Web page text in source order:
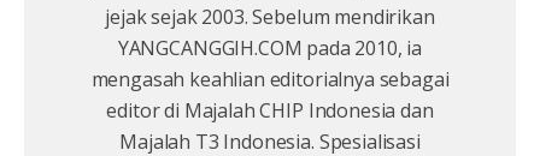
jejak sejak 2003. Sebelum mendirikan
YANGCANGGIH.COM pada 2010, ia
mengasah keahlian editorialnya sebagai
editor di Majalah CHIP Indonesia dan
Majalah T3 Indonesia. Spesialisasi